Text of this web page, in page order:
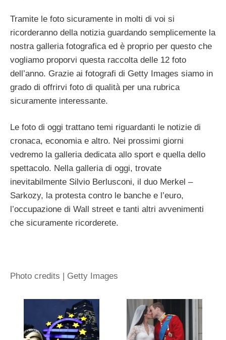
Tramite le foto sicuramente in molti di voi si
ricorderanno della notizia guardando semplicemente la
nostra galleria fotografica ed è proprio per questo che
vogliamo proporvi questa raccolta delle 12 foto
dell’anno. Grazie ai fotografi di Getty Images siamo in
grado di offrirvi foto di qualità per una rubrica
sicuramente interessante.
Le foto di oggi trattano temi riguardanti le notizie di
cronaca, economia e altro. Nei prossimi giorni
vedremo la galleria dedicata allo sport e quella dello
spettacolo. Nella galleria di oggi, trovate
inevitabilmente Silvio Berlusconi, il duo Merkel –
Sarkozy, la protesta contro le banche e l’euro,
l’occupazione di Wall street e tanti altri avvenimenti
che sicuramente ricorderete.
Photo credits | Getty Images